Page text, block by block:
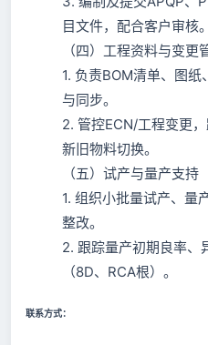
目文件，配合客户审核。
（四）工程资料与变更
1. 负责BOM清单、图
与同步。
2. 管控ECN/工程变更
新旧物料切换。
（五）试产与量产支持
1. 组织小批量试产、量
整改。
2. 跟踪量产初期良率、
（8D、RCA根）。
联系方式：